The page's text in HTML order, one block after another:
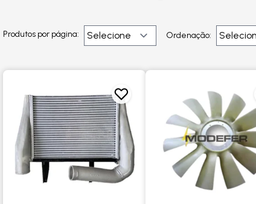
Produtos por página: Ordenação: